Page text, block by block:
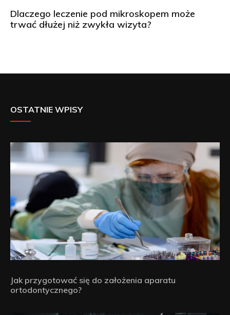
Dlaczego leczenie pod mikroskopem może
trwać dłużej niż zwykła wizyta?
OSTATNIE WPISY
Jak przygotować się do założenia aparatu
ortodontycznego?